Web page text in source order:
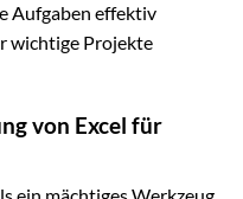
Aufgaben effektiv
wichtige Projekte
von Excel für
ein mächtiges Werkzeug